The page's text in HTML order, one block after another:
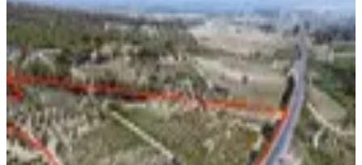
Akdeniz, Toroslar Mahallesi
22000 m²· 1.273/m²·17.05.2024
28.000.000 ₺40.000.000 ₺
AHMET KARA GAYRİMENKUL Ahmet Kara